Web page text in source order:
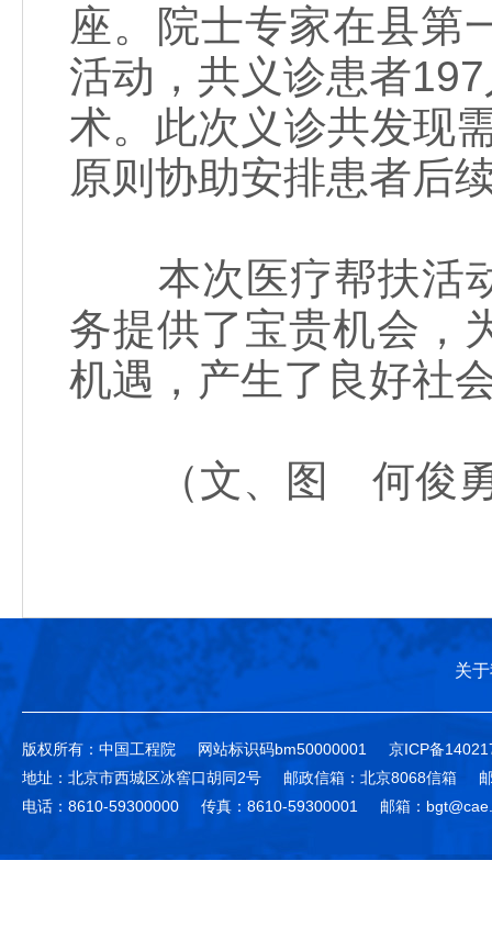
座。院士专家在县第
活动，共义诊患者
术。此次义诊共发现
原则协助安排患者后
本次医疗帮扶活动
务提供了宝贵机会，
机遇，产生了良好社
（文、图 何俊
关
版权所有：中国工程院 网站标识码bm50000001
京ICP备
地址：北京市西城区冰窖口胡同2号
邮政信箱：北京8068信箱
电话：8610-59300000
传真：8610-59300001 邮箱：